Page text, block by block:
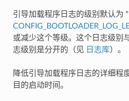
引导加载程序日志的级别默认为
或减少这个等级。这个日志级别
志级别是分开的（见 日志库）。
降低引导加载程序日志的详细程
目的启动时间。